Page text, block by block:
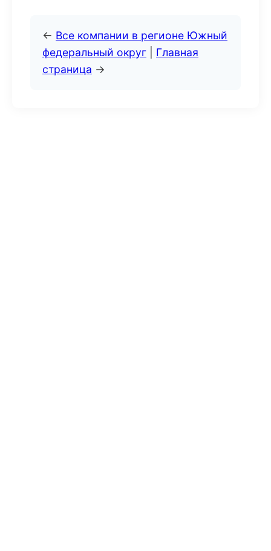
← Все компании в регионе Южный
федеральный округ
Главная
страница →